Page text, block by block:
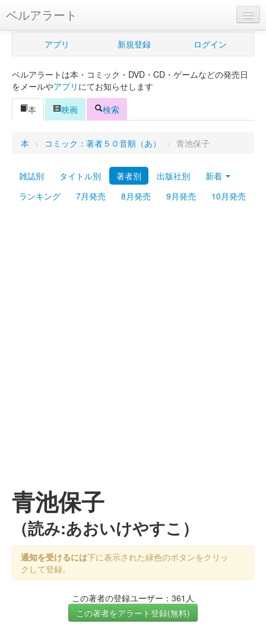
ベルアラート
ベルアラートとは
新規登録
ログイン
Myシェルフ
プレミアム
アプリ 新規登録 ログイン
ベルアラートは本・コミック・DVD・CD・ゲームなどの発売日
をメールやアプリ にてお知らせします
本
映画 検索
本 > コミック：著者５０音順（あ） > 青池保子
雑誌別 タイトル別 著者別 出版社別
新着
ランキング
7月発売 8月発売 9月発売 10月発売
青池保子
（読み:あおいけやすこ）
通知を受けるには下に表示された緑色のボタンをクリッ
クして登録。
この著者の登録ユーザー：361人
この著者をアラート登録(無料)